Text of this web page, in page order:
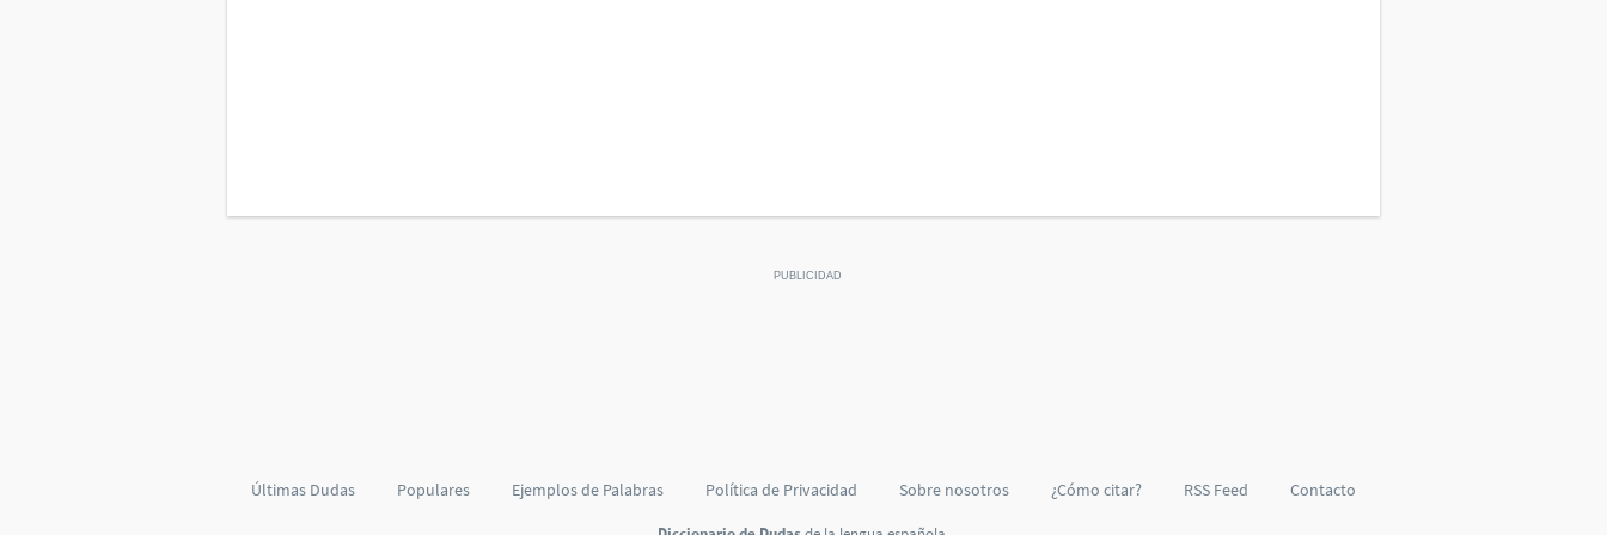
Últimas Dudas Populares Ejemplos de Palabras Política de Privacidad Sobre nosotros ¿Cómo citar? RSS Feed Contacto